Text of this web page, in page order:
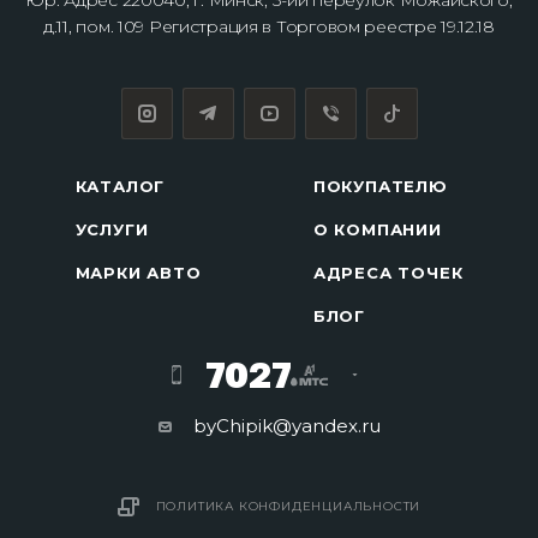
д.11, пом. 109 Регистрация в Торговом реестре 19.12.18
КАТАЛОГ
УСЛУГИ
МАРКИ АВТО
ПОКУПАТЕЛЮ
О КОМПАНИИ
АДРЕСА ТОЧЕК
БЛОГ
7027
byChipik@yandex.ru
ПОЛИТИКА КОНФИДЕНЦИАЛЬНОСТИ